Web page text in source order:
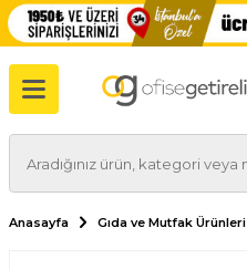
Anasayfa Gıda ve Mutfak Ürünleri